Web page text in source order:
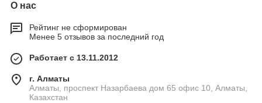
О нас
Рейтинг не сформирован
Менее 5 отзывов за последний год
Работает с 13.11.2012
г. Алматы
Алматы, проспект Назарбаева дом 65 офис 10, Алматы,
Казахстан